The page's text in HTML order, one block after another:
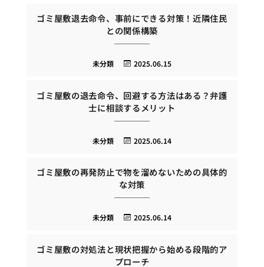
ゴミ屋敷退去命令、事前にできる対策！近隣住民
との関係構築
2025.06.15
未分類
ゴミ屋敷の退去命令、回避する方法はある？弁護
士に相談するメリット
2025.06.14
未分類
ゴミ屋敷の再発防止で物を溜めないための具体的
な対策
2025.06.14
未分類
ゴミ屋敷の対処法と現状把握から始める段階的ア
プローチ